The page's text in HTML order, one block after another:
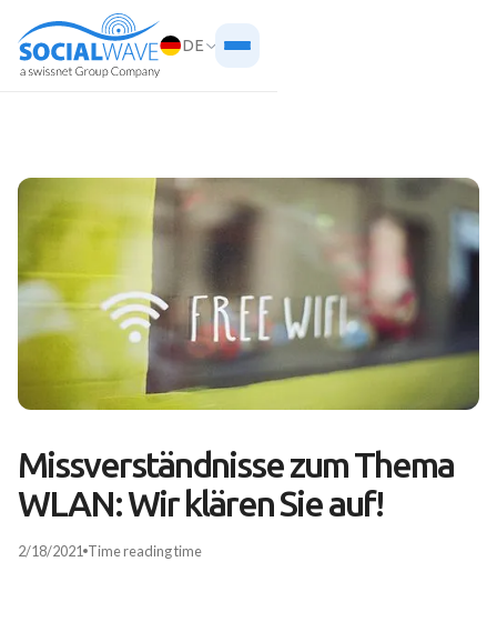
DE
Missverständnisse zum Thema
WLAN: Wir klären Sie auf!
2/18/2021 Timereading time